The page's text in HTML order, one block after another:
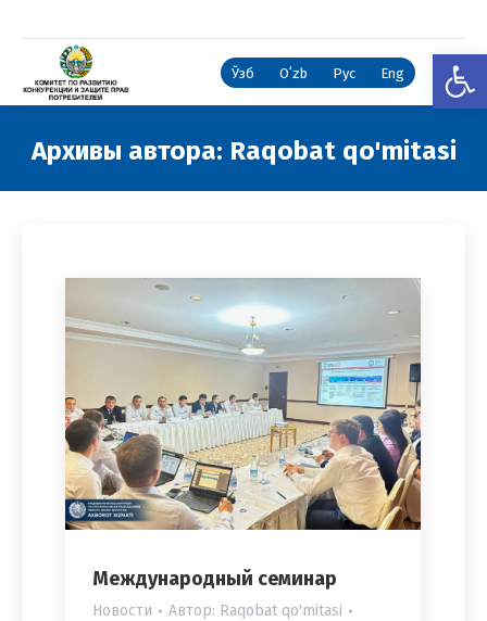
Ўзб Oʻzb Рус Eng
Архивы автора: Raqobat qo'mitasi
Международный семинар
Новости Автор: Raqobat qo'mitasi